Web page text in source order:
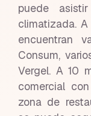
puede
climatizada.
encuentran
Consum,
Vergel. A 10
comercial
zona de